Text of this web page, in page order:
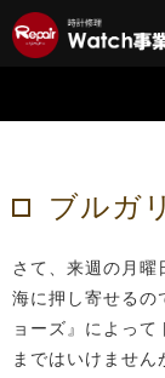
時計修理実績
会社案内
ブルガ
さて、来週の月
海に押し寄せる
ョーズ』によっ
まではいけませ